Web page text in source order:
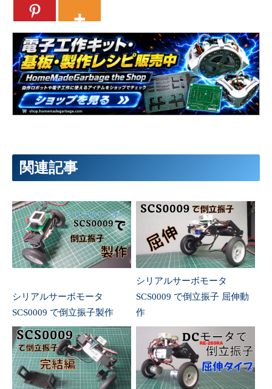
関連記事
シリアルサーボモータ
SCS0009 で倒立振子製作
シリアルサーボモータ
SCS0009 で倒立振子 屈伸動
作